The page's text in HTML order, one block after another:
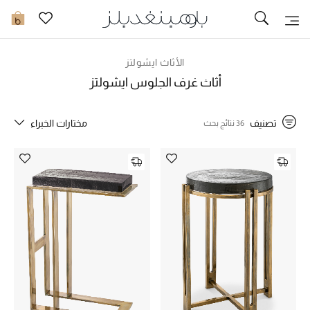
0 تخفيضات
مزيد من التخفيضات
النساء
الرجال
الجمال
الأطفال
مستلزمات المنزل
الأثاث ايشولتز
أثاث غرف الجلوس ايشولتز
تصنيف 36 نتائج بحث مختارات الخبراء